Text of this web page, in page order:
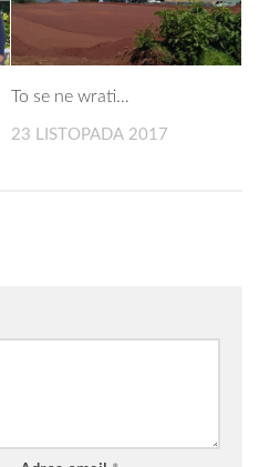
To se ne wrati…
23 LISTOPADA 2017